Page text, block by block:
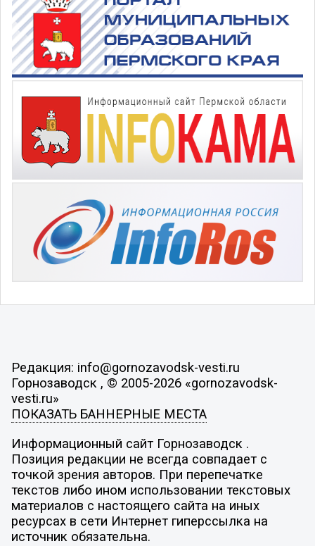
Редакция: info@gornozavodsk-vesti.ru
Горнозаводск , © 2005-2026 «gornozavodsk-
vesti.ru»
ПОКАЗАТЬ БАННЕРНЫЕ МЕСТА
Информационный сайт Горнозаводск .
Позиция редакции не всегда совпадает с
точкой зрения авторов. При перепечатке
текстов либо ином использовании текстовых
материалов с настоящего сайта на иных
ресурсах в сети Интернет гиперссылка на
источник обязательна.